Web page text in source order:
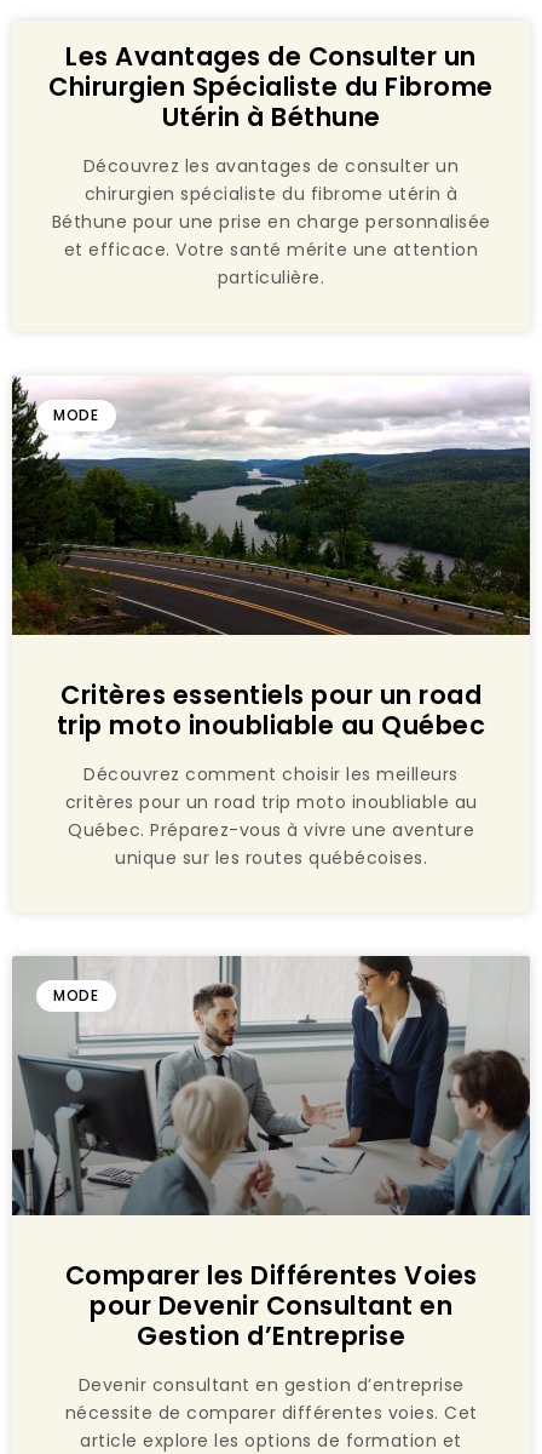
Les Avantages de Consulter un
Chirurgien Spécialiste du Fibrome
Utérin à Béthune
Découvrez les avantages de consulter un
chirurgien spécialiste du fibrome utérin à
Béthune pour une prise en charge personnalisée
et efficace. Votre santé mérite une attention
particulière.
MODE
Critères essentiels pour un road
trip moto inoubliable au Québec
Découvrez comment choisir les meilleurs
critères pour un road trip moto inoubliable au
Québec. Préparez-vous à vivre une aventure
unique sur les routes québécoises.
MODE
Comparer les Différentes Voies
pour Devenir Consultant en
Gestion d’Entreprise
Devenir consultant en gestion d’entreprise
nécessite de comparer différentes voies. Cet
article explore les options de formation et